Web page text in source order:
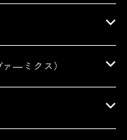
ァ―ミクス）